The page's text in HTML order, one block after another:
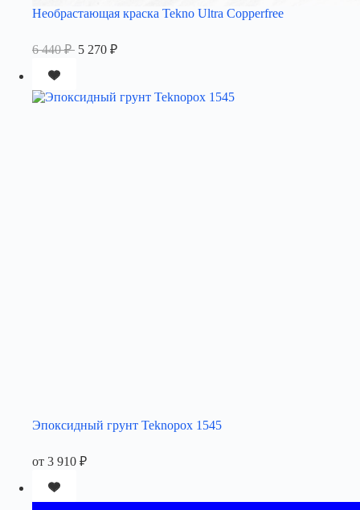
Необрастающая краска Tekno Ultra Copperfree
6 440₽ Первоначальная
440 ₽.
5 270 ₽
270 ₽.
Эпоксидный грунт Teknopox 1545
от 3 910 ₽